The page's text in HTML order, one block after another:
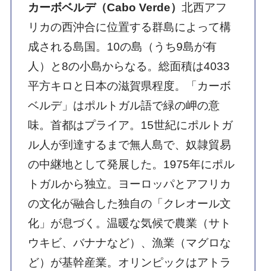
カーボベルデ（Cabo Verde）北西アフ
リカの西沖合に位置する群島によって構
成される島国。10の島（うち9島が有
人）と8の小島からなる。総面積は4033
平方キロと日本の滋賀県程度。「カーボ
ベルデ」はポルトガル語で緑の岬の意
味。首都はプライア。15世紀にポルトガ
ル人が到達するまで無人島で、奴隷貿易
の中継地として発展した。1975年にポル
トガルから独立。ヨーロッパとアフリカ
の文化が融合した独自の「クレオール文
化」が息づく。温暖な気候で農業（サト
ウキビ、バナナなど）、漁業（マグロな
ど）が基幹産業。オリンピックはアトラ